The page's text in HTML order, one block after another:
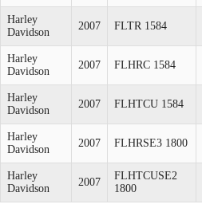
Harley
Davidson
2007 FLTR 1584
Harley
Davidson
2007 FLHRC 1584
Harley
Davidson
2007 FLHTCU 1584
Harley
Davidson
2007 FLHRSE3 1800
Harley
Davidson
2007
FLHTCUSE2
1800